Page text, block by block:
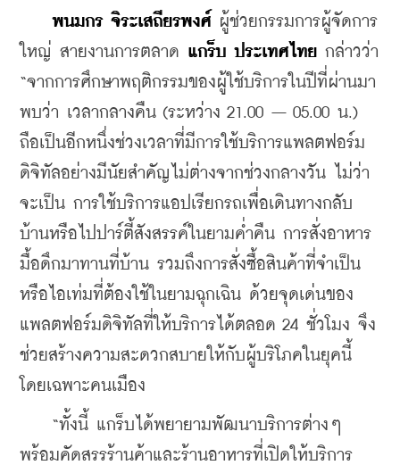
พนมกร จิระเสถียรพงศ์ ผู้ช่วยกรรมการผู้จัดการ
ใหญ่ สายงานการตลาด แกร็บ ประเทศไทย กล่าวว่า
“จากการศึกษาพฤติกรรมของผู้ใช้บริการในปีที่ผ่านมา
พบว่า เวลากลางคืน (ระหว่าง 21.00 – 05.00 น.)
ถือเป็นอีกหนึ่งช่วงเวลาที่มีการใช้บริการแพลตฟอร์ม
ดิจิทัลอย่างมีนัยสำคัญไม่ต่างจากช่วงกลางวัน ไม่ว่า
จะเป็น การใช้บริการแอปเรียกรถเพื่อเดินทางกลับ
บ้านหรือไปปาร์ตี้สังสรรค์ในยามค่ำคืน การสั่งอาหาร
มื้อดึกมาทานที่บ้าน รวมถึงการสั่งซื้อสินค้าที่จำเป็น
หรือไอเท่มที่ต้องใช้ในยามฉุกเฉิน ด้วยจุดเด่นของ
แพลตฟอร์มดิจิทัลที่ให้บริการได้ตลอด 24 ชั่วโมง จึง
ช่วยสร้างความสะดวกสบายให้กับผู้บริโภคในยุคนี้
โดยเฉพาะคนเมือง
“ทั้งนี้ แกร็บได้พยายามพัฒนาบริการต่างๆ
พร้อมคัดสรรร้านค้าและร้านอาหารที่เปิดให้บริการ